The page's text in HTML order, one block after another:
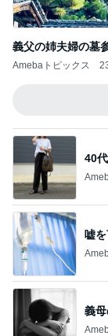
義父の姉夫婦の墓
Amebaトピックス
40
嘘
義